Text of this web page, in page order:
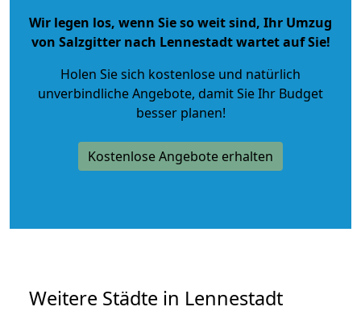
Wir legen los, wenn Sie so weit sind, Ihr Umzug
von Salzgitter nach Lennestadt wartet auf Sie!
Holen Sie sich kostenlose und natürlich
unverbindliche Angebote, damit Sie Ihr Budget
besser planen!
Kostenlose Angebote erhalten
Weitere Städte in Lennestadt